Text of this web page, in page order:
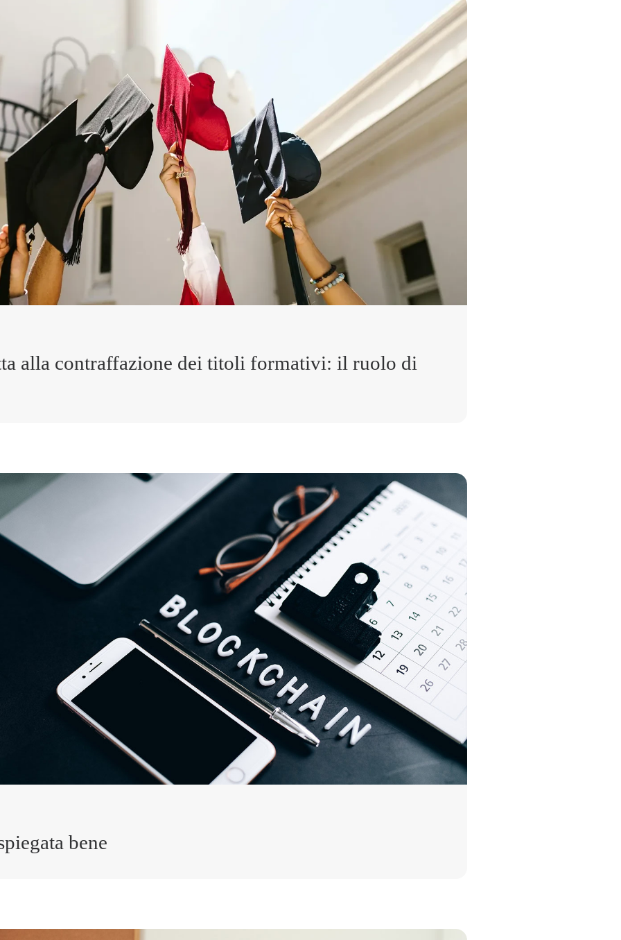
alla contraffazione dei titoli formativi: il ruolo di
bene